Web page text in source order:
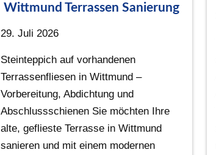
Wittmund Terrassen Sanierung
29. Juli 2026
Steinteppich auf vorhandenen
Terrassenfliesen in Wittmund –
Vorbereitung, Abdichtung und
Abschlussschienen Sie möchten Ihre
alte, geflieste Terrasse in Wittmund
sanieren und mit einem modernen